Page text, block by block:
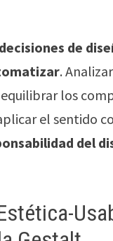
de
.
los
el sentido
del